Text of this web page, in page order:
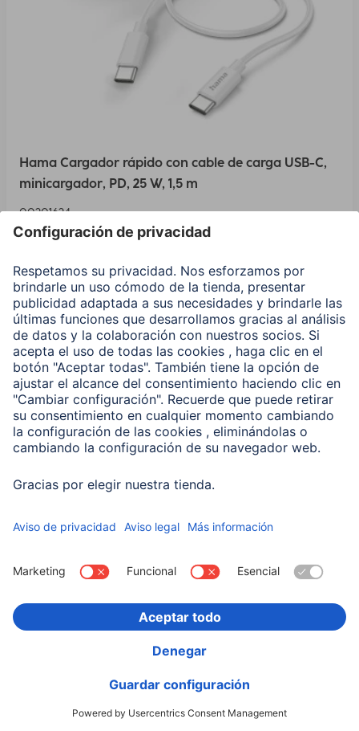
Hama Cargador rápido con cable de carga USB-C,
minicargador, PD, 25 W, 1,5 m
00201624
Variantes: Tono del Color (2)
mini cargador, PD, 25 W, 1,5 m,